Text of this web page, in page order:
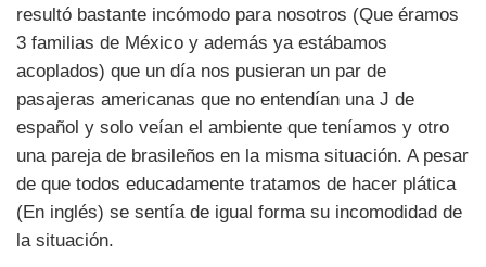
resultó bastante incómodo para nosotros (Que éramos
3 familias de México y además ya estábamos
acoplados) que un día nos pusieran un par de
pasajeras americanas que no entendían una J de
español y solo veían el ambiente que teníamos y otro
una pareja de brasileños en la misma situación. A pesar
de que todos educadamente tratamos de hacer plática
(En inglés) se sentía de igual forma su incomodidad de
la situación.